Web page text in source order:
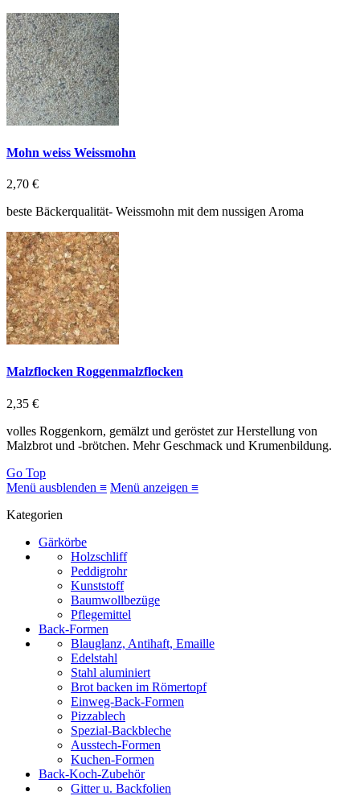
Mohn weiss Weissmohn
2,70 €
beste Bäckerqualität- Weissmohn mit dem nussigen Aroma
Malzflocken Roggenmalzflocken
2,35 €
volles Roggenkorn, gemälzt und geröstet zur Herstellung von
Malzbrot und -brötchen. Mehr Geschmack und Krumenbildung.
Go Top
Menü ausblenden ≡ Menü anzeigen ≡
Kategorien
Gärkörbe
Holzschliff
Peddigrohr
Kunststoff
Baumwollbezüge
Pflegemittel
Back-Formen
Blauglanz, Antihaft, Emaille
Edelstahl
Stahl aluminiert
Brot backen im Römertopf
Einweg-Back-Formen
Pizzablech
Spezial-Backbleche
Ausstech-Formen
Kuchen-Formen
Back-Koch-Zubehör
Gitter u. Backfolien